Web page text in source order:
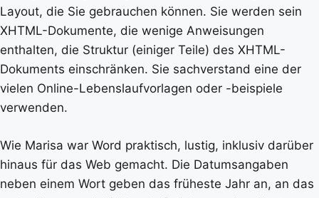
Layout, die Sie gebrauchen können. Sie werden sein
XHTML-Dokumente, die wenige Anweisungen
enthalten, die Struktur (einiger Teile) des XHTML-
Dokuments einschränken. Sie sachverstand eine der
vielen Online-Lebenslaufvorlagen oder -beispiele
verwenden.
Wie Marisa war Word praktisch, lustig, inklusiv darüber
hinaus für das Web gemacht. Die Datumsangaben
neben einem Wort geben das früheste Jahr an, an das